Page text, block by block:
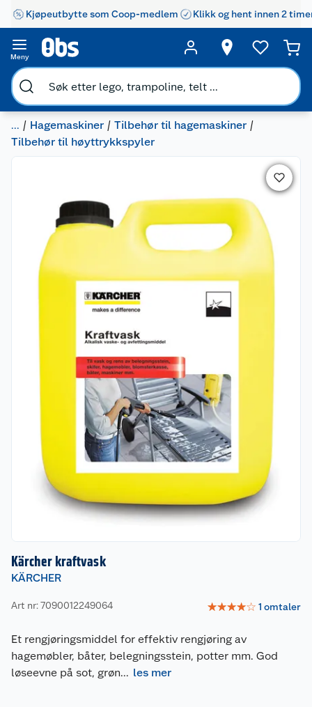
Kjøpeutbytte som Coop-medlem Klikk og hent innen 2
Meny
... Hagemaskiner
Tilbehør til hagemaskiner
Tilbehør til høyttrykkspyler
Kärcher kraftvask
KÄRCHER
Art nr: 7090012249064 ☆☆☆☆☆ 1 omtaler
Et rengjøringsmiddel for effektiv rengjøring av
hagemøbler, båter, belegningsstein, potter mm. God
løseevne på sot, grøn... les mer